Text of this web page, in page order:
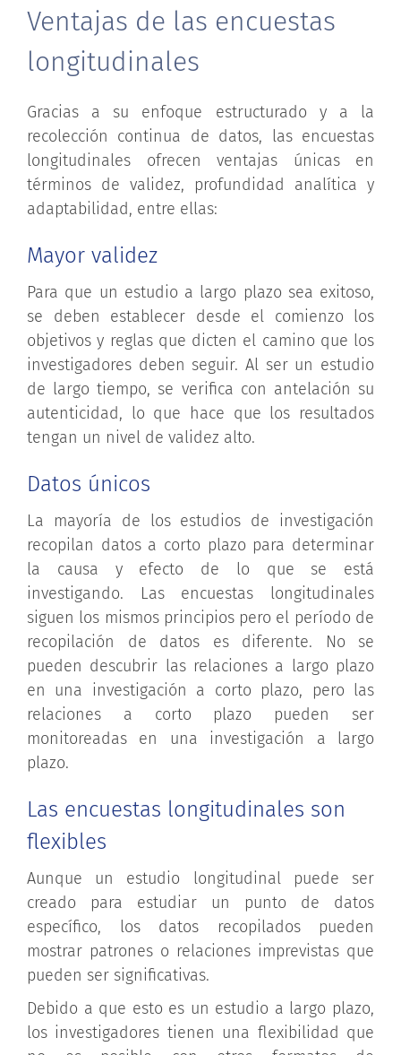
Ventajas de las encuestas
longitudinales
Gracias a su enfoque estructurado y a la
recolección continua de datos, las encuestas
longitudinales ofrecen ventajas únicas en
términos de validez, profundidad analítica y
adaptabilidad, entre ellas:
Mayor validez
Para que un estudio a largo plazo sea exitoso,
se deben establecer desde el comienzo los
objetivos y reglas que dicten el camino que los
investigadores deben seguir. Al ser un estudio
de largo tiempo, se verifica con antelación su
autenticidad, lo que hace que los resultados
tengan un nivel de validez alto.
Datos únicos
La mayoría de los estudios de investigación
recopilan datos a corto plazo para determinar
la causa y efecto de lo que se está
investigando. Las encuestas longitudinales
siguen los mismos principios pero el período de
recopilación de datos es diferente. No se
pueden descubrir las relaciones a largo plazo
en una investigación a corto plazo, pero las
relaciones a corto plazo pueden ser
monitoreadas en una investigación a largo
plazo.
Las encuestas longitudinales son
flexibles
Aunque un estudio longitudinal puede ser
creado para estudiar un punto de datos
específico, los datos recopilados pueden
mostrar patrones o relaciones imprevistas que
pueden ser significativas.
Debido a que esto es un estudio a largo plazo,
los investigadores tienen una flexibilidad que